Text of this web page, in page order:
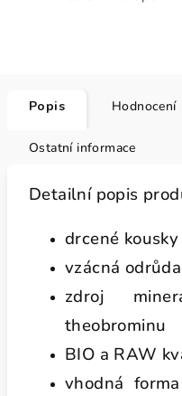
Popis Hodnocení
Ostatní informace
Detailní popis
drcené
vzácná
zdroj
theobrominu
BIO a RAW
vhodná